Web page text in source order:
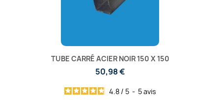
TUBE CARRÉ ACIER NOIR 150 X 150
50,98 €
4.8 / 5 - 5avis